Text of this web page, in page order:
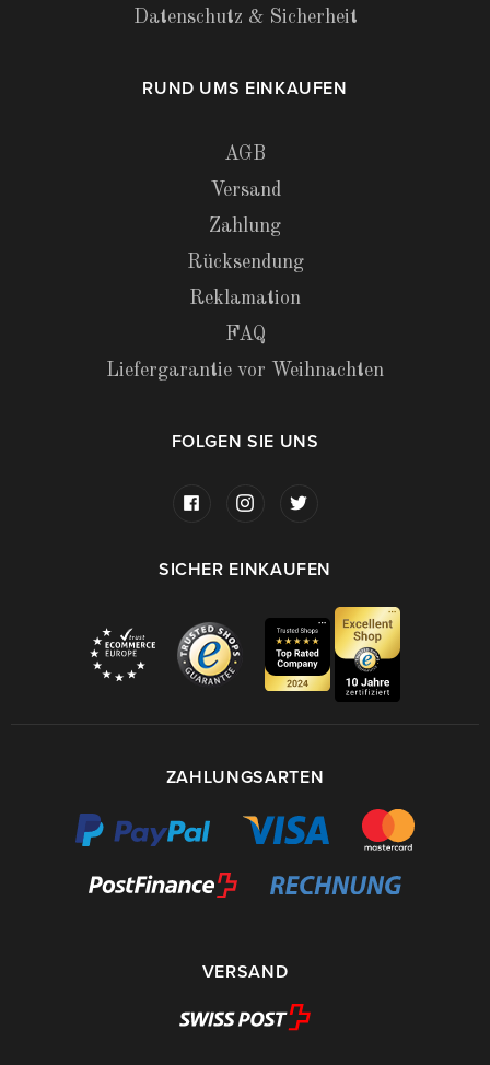
Datenschutz & Sicherheit
RUND UMS EINKAUFEN
AGB
Versand
Zahlung
Rücksendung
Reklamation
FAQ
Liefergarantie vor Weihnachten
FOLGEN SIE UNS
SICHER EINKAUFEN
ZAHLUNGSARTEN
VERSAND